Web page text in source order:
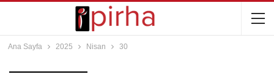
Ana Sayfa 2025 Nisan 30